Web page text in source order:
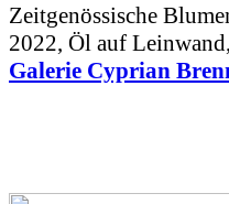
Zeitgenössische
2022, Öl auf
Galerie Cyprian